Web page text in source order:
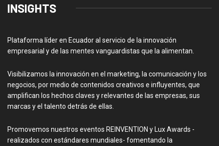
INSIGHTS
Plataforma líder en Ecuador al servicio de la innovación
empresarial y de las mentes vanguardistas que la alimentan.
Visibilizamos la innovación en el marketing, la comunicación y los
negocios, por medio de contenidos creativos e influyentes, que
amplifican los hechos claves y relevantes de las empresas, sus
marcas y el talento detrás de ellas.
Promovemos nuestros eventos REINVENTION y Lux Awards -
realizados con estándares mundiales- fomentando la